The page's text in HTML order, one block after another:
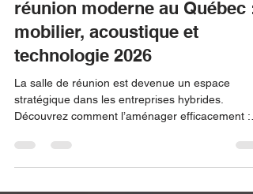
Aménager une salle de
réunion moderne au Québec :
mobilier, acoustique et
technologie 2026
La salle de réunion est devenue un espace
Découvrez comment l’aménager efficacement :
mobilier modulable, acoustique, technologie et